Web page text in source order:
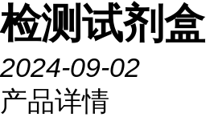
检测试剂盒
2024-09-02
产品详情